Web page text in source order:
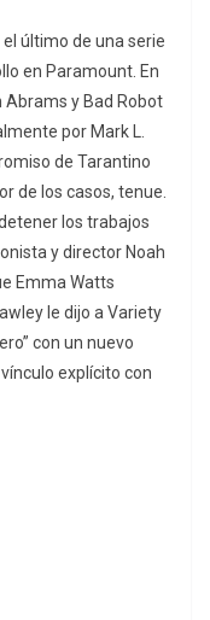
el último de una serie
en Paramount. En
Abrams y Bad Robot
por Mark L.
de Tarantino
de los casos, tenue.
los trabajos
y director Noah
Emma Watts
le dijo a Variety
con un nuevo
explícito con